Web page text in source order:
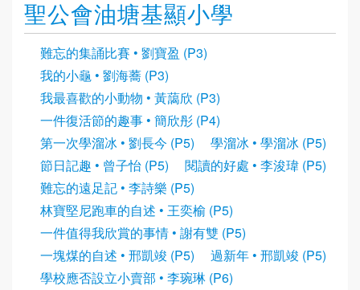
聖公會油塘基顯小學
難忘的集誦比賽 • 劉寶盈 (P3)
我的小龜 • 劉海蕎 (P3)
我最喜歡的小動物 • 黃藹欣 (P3)
一件復活節的趣事 • 簡欣彤 (P4)
第一次學溜冰 • 劉長今 (P5)
學溜冰 • 學溜冰 (P5)
節日記趣 • 曾子怡 (P5)
閱讀的好處 • 李浚瑋 (P5)
難忘的遠足記 • 李詩樂 (P5)
林寶堅尼跑車的自述 • 王奕榆 (P5)
一件值得我欣賞的事情 • 謝有雙 (P5)
一塊煤的自述 • 邢凱竣 (P5)
過新年 • 邢凱竣 (P5)
學校應否設立小賣部 • 李琬琳 (P6)